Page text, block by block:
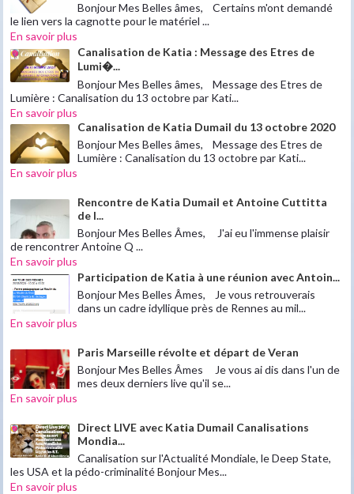
Bonjour Mes Belles âmes, Certains m'ont demandé
le lien vers la cagnotte pour le matériel ...
En savoir plus
Canalisation de Katia : Message des Etres de
Lumi�...
Bonjour Mes Belles âmes, Message des Etres de
Lumière : Canalisation du 13 octobre par Kati...
En savoir plus
Canalisation de Katia Dumail du 13 octobre 2020
Bonjour Mes Belles âmes, Message des Etres de
Lumière : Canalisation du 13 octobre par Kati...
En savoir plus
Rencontre de Katia Dumail et Antoine Cuttitta
de l...
Bonjour Mes Belles Âmes, J'ai eu l'immense plaisir
de rencontrer Antoine Q ...
En savoir plus
Participation de Katia à une réunion avec Antoin...
Bonjour Mes Belles Âmes, Je vous retrouverais
dans un cadre idyllique près de Rennes au mil...
En savoir plus
Paris Marseille révolte et départ de Veran
Bonjour Mes Belles Âmes Je vous ai dis dans l'un de
mes deux derniers live qu'il se...
En savoir plus
Direct LIVE avec Katia Dumail Canalisations
Mondia...
Canalisation sur l'Actualité Mondiale, le Deep State,
les USA et la pédo-criminalité Bonjour Mes...
En savoir plus